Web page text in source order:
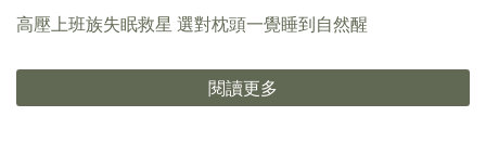
高壓上班族失眠救星 選對枕頭一覺睡到自然醒
閱讀更多